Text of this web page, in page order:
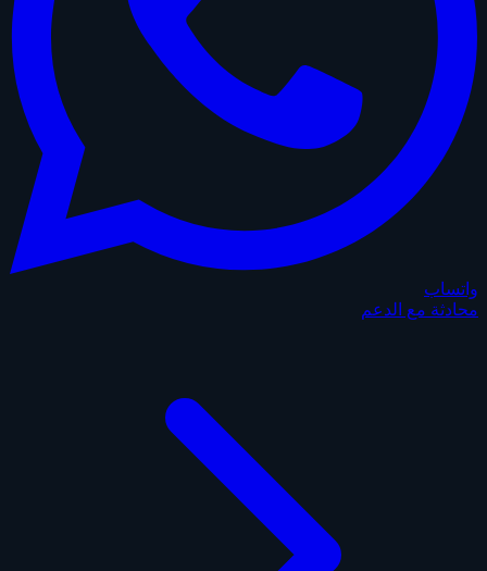
واتساب
محادثة مع الدعم